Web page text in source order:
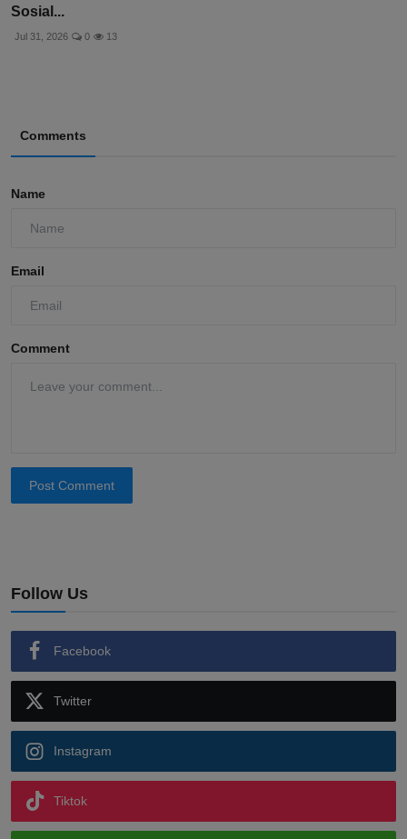
Sosial...
Jul 31, 2026 0 13
Comments
Name
Email
Comment
Post Comment
Follow Us
Facebook
Twitter
Instagram
Tiktok